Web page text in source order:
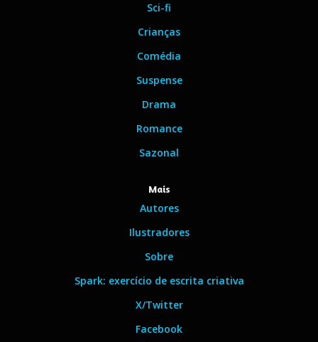
Sci-fi
Crianças
Comédia
Suspense
Drama
Romance
Sazonal
Mais
Autores
Ilustradores
Sobre
Spark: exercício de escrita criativa
X/Twitter
Facebook